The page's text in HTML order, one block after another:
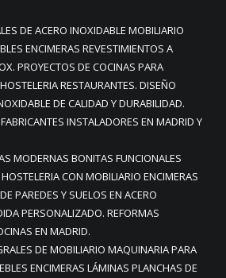
DE ACERO INOXIDABLE MOBILIARIO
ENCIMERAS REVESTIMIENTOS A
PROYECTOS DE COCINAS PARA
RESTAURANTES. DISEÑO
DE CALIDAD Y DURABILIDAD.
INSTALADORES EN MADRID Y
MODERNAS BONITAS FUNCIONALES
CON MOBILIARIO ENCIMERAS
PAREDES Y SUELOS EN ACERO
PERSONALIZADO. REFORMAS
EN MADRID.
DE MOBILIARIO MAQUINARIA PARA
ENCIMERAS LÁMINAS PLANCHAS DE